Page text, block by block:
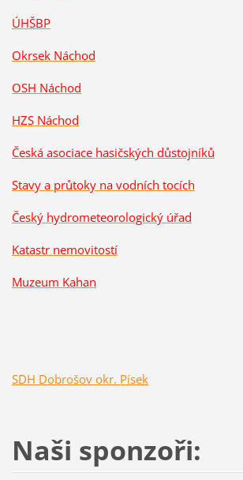
ÚHŠBP
Okrsek Náchod
OSH Náchod
HZS Náchod
Česká asociace hasičských důstojníků
Stavy a průtoky na vodních tocích
Český hydrometeorologický úřad
Katastr nemovitostí
Muzeum Kahan
SDH Dobrošov okr. Písek
Naši sponzoři: